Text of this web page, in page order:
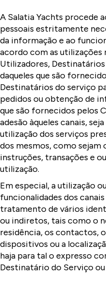
A Salatia Yachts procede
pessoais estritamente
da informação e ao
acordo com as utilizações
Utilizadores,
daqueles que são
Destinatários do serviço
pedidos ou obtenção de
que são fornecidos pelos
adesão àqueles canais,
utilização dos serviços
dos mesmos, como sejam
instruções, transações e
utilização.
Em especial, a utilização
funcionalidades dos
tratamento de vários
ou indiretos, tais como o
residência, os contactos,
dispositivos ou a
haja para tal o expresso
Destinatário do Serviço